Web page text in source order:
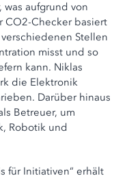
was aufgrund von
CO2-Checker basiert
Stellen
misst und so
kann. Niklas
die Elektronik
Darüber hinaus
Betreuer, um
Robotik und
für Initiativen“ erhält